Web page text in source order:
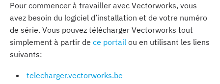
Pour commencer à travailler avec Vectorworks, vous
avez besoin du logiciel d’installation et de votre numéro
de série. Vous pouvez télécharger Vectorworks tout
simplement à partir de ce portail ou en utilisant les liens
suivants:
telecharger.vectorworks.be